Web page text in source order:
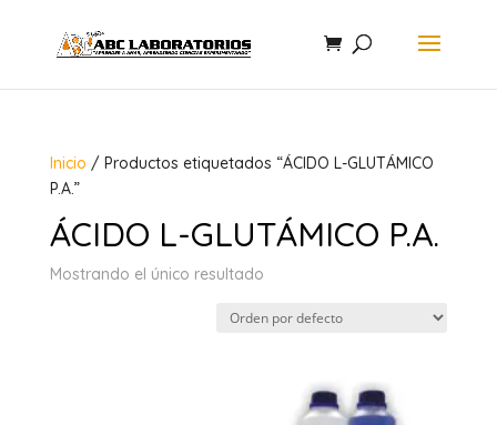
Inicio / Productos etiquetados “ÁCIDO L-GLUTÁMICO
P.A.”
ÁCIDO L-GLUTÁMICO P.A.
Mostrando el único resultado